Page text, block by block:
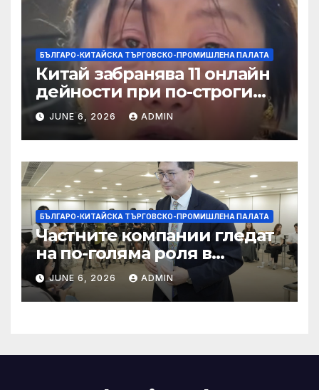
БЪЛГАРО-КИТАЙСКА ТЪРГОВСКО-ПРОМИШЛЕНА ПАЛАТА
Китай забранява 11 онлайн
дейности при по-строги
правила за ограничаване на
слуховете и
кибернасилниците
JUNE 6, 2026 ADMIN
БЪЛГАРО-КИТАЙСКА ТЪРГОВСКО-ПРОМИШЛЕНА ПАЛАТА
Частните компании гледат
на по-голяма роля в
стратегическата
енергетика
JUNE 6, 2026 ADMIN